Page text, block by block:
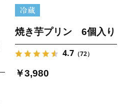
焼き芋プリン 6個入り
4.7 （72）
￥3,980